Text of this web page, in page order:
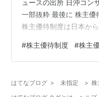
ュースの出所 日沖コン
一部抜粋 最後に 株主優
株主優待制度は日本か
日沖コンサルティング
ら、衝撃的な記事「10
間違ったコメント出し
#株主優待制度 #株主
はてなブログ > 未指定 > 株